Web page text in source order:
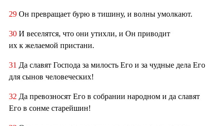
29 Он превращает бурю в тишину, и волны умолкают.
30 И веселятся, что они утихли, и Он приводит
их к желаемой пристани.
31 Да славят Господа за милость Его и за чудные дела Его
для сынов человеческих!
32 Да превозносят Его в собрании народном и да славят
Его в сонме старейшин!